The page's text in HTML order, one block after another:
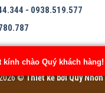
kính chào Quý khách hàng!
- 0938.519.577
©Thiết kế bởiQuy Nhơn